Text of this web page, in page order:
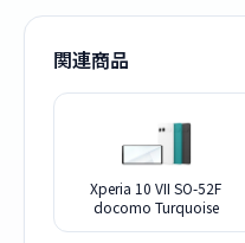
関連商品
Xperia 10 VII SO-52F
docomo Turquoise